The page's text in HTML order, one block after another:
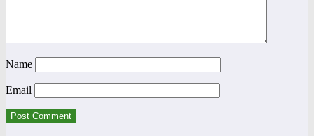
Name
Email